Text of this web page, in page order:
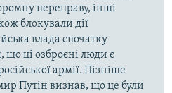
переправу, інші
блокували дії
влада спочатку
що ці озброєні люди є
армії. Пізніше
Путін визнав, що це були